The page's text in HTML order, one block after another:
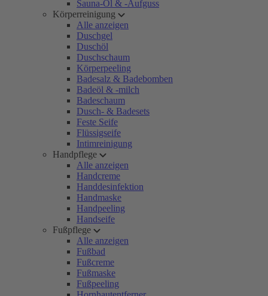
Sauna-Öl & -Aufguss
Körperreinigung
Alle anzeigen
Duschgel
Duschöl
Duschschaum
Körperpeeling
Badesalz & Badebomben
Badeöl & -milch
Badeschaum
Dusch- & Badesets
Feste Seife
Flüssigseife
Intimreinigung
Handpflege
Alle anzeigen
Handcreme
Handdesinfektion
Handmaske
Handpeeling
Handseife
Fußpflege
Alle anzeigen
Fußbad
Fußcreme
Fußmaske
Fußpeeling